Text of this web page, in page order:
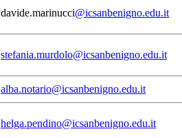
davide.marinucci@icsanbenigno.edu.it
stefania.murdolo@icsanbenigno.edu.it
alba.notario@icsanbenigno.edu.it
helga.pendino@icsanbenigno.edu.it